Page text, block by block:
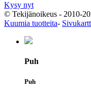
Kysy nyt
© Tekijänoikeus - 2010-
Kuumia tuotteita-
Puh
Puh